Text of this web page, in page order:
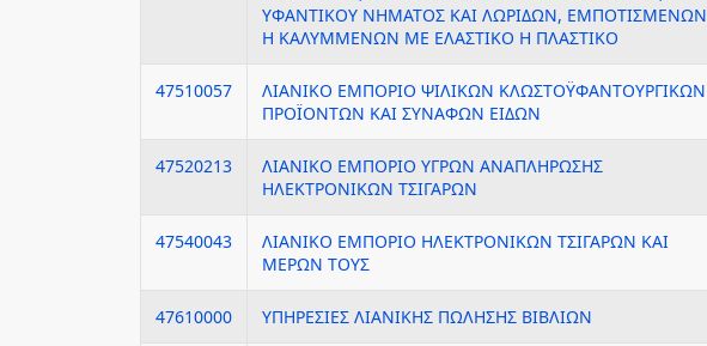
ΥΦΑΝΤΙΚΟΥ ΝΗΜΑΤΟΣ ΚΑΙ ΛΩΡΙΔΩΝ, ΕΜΠΟΤΙΣΜΕΝΩΝ
Η ΚΑΛΥΜΜΕΝΩΝ ΜΕ ΕΛΑΣΤΙΚΟ Η ΠΛΑΣΤΙΚΟ
47510057
ΛΙΑΝΙΚΟ ΕΜΠΟΡΙΟ ΨΙΛΙΚΩΝ ΚΛΩΣΤΟΫΦΑΝΤΟΥΡΓΙΚΩΝ
ΠΡΟΪΟΝΤΩΝ ΚΑΙ ΣΥΝΑΦΩΝ ΕΙΔΩΝ
47520213
ΛΙΑΝΙΚΟ ΕΜΠΟΡΙΟ ΥΓΡΩΝ ΑΝΑΠΛΗΡΩΣΗΣ
ΗΛΕΚΤΡΟΝΙΚΩΝ ΤΣΙΓΑΡΩΝ
47540043
ΛΙΑΝΙΚΟ ΕΜΠΟΡΙΟ ΗΛΕΚΤΡΟΝΙΚΩΝ ΤΣΙΓΑΡΩΝ ΚΑΙ
ΜΕΡΩΝ ΤΟΥΣ
47610000 ΥΠΗΡΕΣΙΕΣ ΛΙΑΝΙΚΗΣ ΠΩΛΗΣΗΣ ΒΙΒΛΙΩΝ